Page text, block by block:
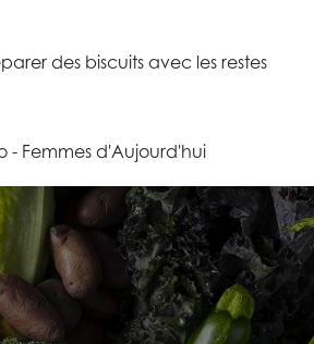
des biscuits avec les restes
- Femmes d'Aujourd'hui